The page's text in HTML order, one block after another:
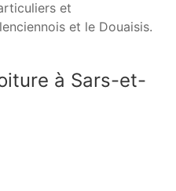
et
et le Douaisis.
à Sars-et-